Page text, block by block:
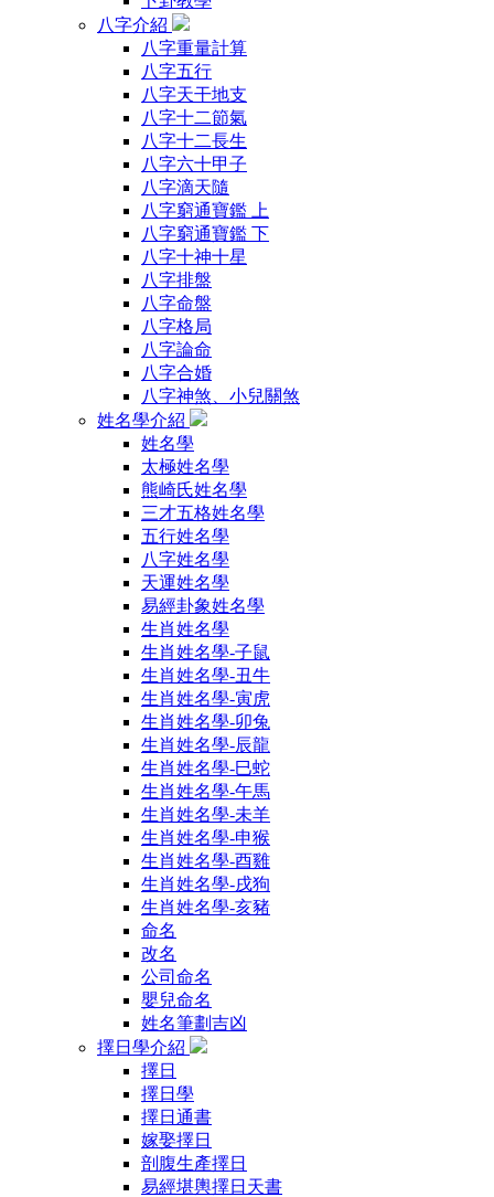
八字介紹
八字重量計算
八字五行
八字天干地支
八字十二節氣
八字十二長生
八字六十甲子
八字滴天隨
八字窮通寶鑑 上
八字窮通寶鑑 下
八字十神十星
八字排盤
八字命盤
八字格局
八字論命
八字合婚
八字神煞、小兒關煞
姓名學介紹
姓名學
太極姓名學
熊崎氏姓名學
三才五格姓名學
五行姓名學
八字姓名學
天運姓名學
易經卦象姓名學
生肖姓名學
生肖姓名學-子鼠
生肖姓名學-丑牛
生肖姓名學-寅虎
生肖姓名學-卯兔
生肖姓名學-辰龍
生肖姓名學-巳蛇
生肖姓名學-午馬
生肖姓名學-未羊
生肖姓名學-申猴
生肖姓名學-酉雞
生肖姓名學-戌狗
生肖姓名學-亥豬
命名
改名
公司命名
嬰兒命名
姓名筆劃吉凶
擇日學介紹
擇日
擇日學
擇日通書
嫁娶擇日
剖腹生產擇日
易經堪輿擇日天書